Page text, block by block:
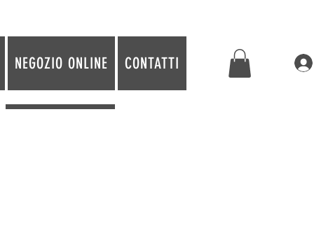
NEGOZIO ONLINE CONTATTI